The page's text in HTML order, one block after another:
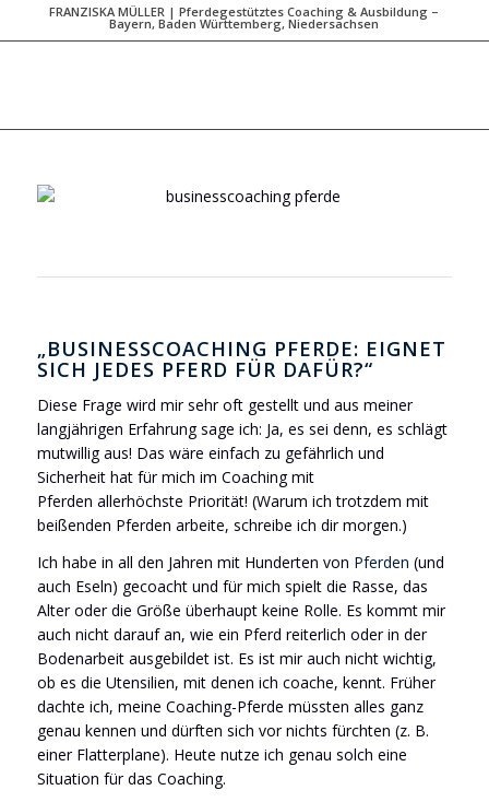
FRANZISKA MÜLLER | Pferdegestütztes Coaching & Ausbildung –
Bayern, Baden Württemberg, Niedersachsen
„BUSINESSCOACHING PFERDE: EIGNET
SICH JEDES PFERD FÜR DAFÜR?“
Diese Frage wird mir sehr oft gestellt und aus meiner
langjährigen Erfahrung sage ich: Ja, es sei denn, es schlägt
mutwillig aus! Das wäre einfach zu gefährlich und
Sicherheit hat für mich im Coaching mit
Pferden allerhöchste Priorität! (Warum ich trotzdem mit
beißenden Pferden arbeite, schreibe ich dir morgen.)
Ich habe in all den Jahren mit Hunderten von Pferden (und
auch Eseln) gecoacht und für mich spielt die Rasse, das
Alter oder die Größe überhaupt keine Rolle. Es kommt mir
auch nicht darauf an, wie ein Pferd reiterlich oder in der
Bodenarbeit ausgebildet ist. Es ist mir auch nicht wichtig,
ob es die Utensilien, mit denen ich coache, kennt. Früher
dachte ich, meine Coaching-Pferde müssten alles ganz
genau kennen und dürften sich vor nichts fürchten (z. B.
einer Flatterplane). Heute nutze ich genau solch eine
Situation für das Coaching.